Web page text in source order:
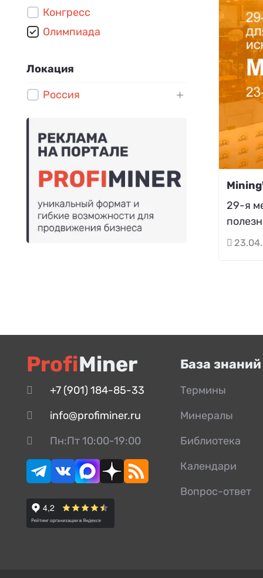
Конгресс
Олимпиада
Локация
Россия
29-я
ProfiMiner
+7 (901) 184-85-33
info@profiminer.ru
Пн:Пт 10:00-19:00
База знаний
Термины
Минералы
Библиотека
Календари
Вопрос-ответ